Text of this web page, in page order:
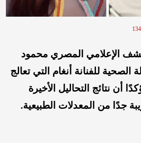
الإعلامي المصري محمود
للفنانة أنغام التي تعالج
أن نتائج التحاليل الأخيرة
جدًا من المعدلات الطبيعية.